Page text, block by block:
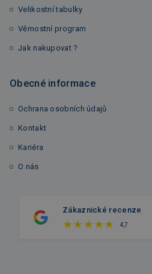
Velikostní tabulky
Věrnostní program
Jak nakupovat ?
Obecné informace
Ochrana osobních údajů
Kontakt
Kariéra
O nás
Zákaznické recenze
4,7